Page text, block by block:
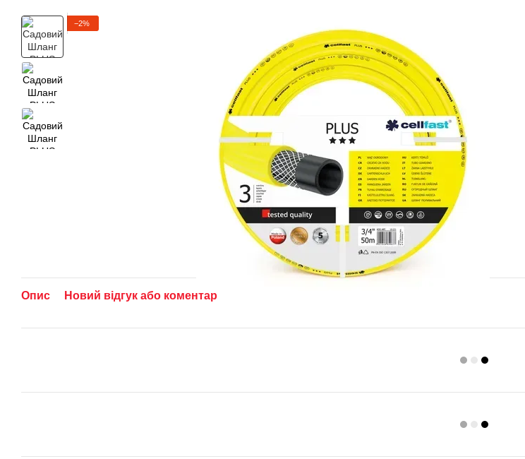
−2%
Опис Новий відгук або коментар